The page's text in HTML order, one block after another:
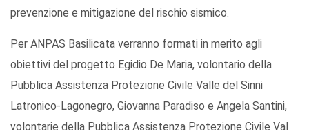
prevenzione e mitigazione del rischio sismico.
Per ANPAS Basilicata verranno formati in merito agli
obiettivi del progetto Egidio De Maria, volontario della
Pubblica Assistenza Protezione Civile Valle del Sinni
Latronico-Lagonegro, Giovanna Paradiso e Angela Santini,
volontarie della Pubblica Assistenza Protezione Civile Val